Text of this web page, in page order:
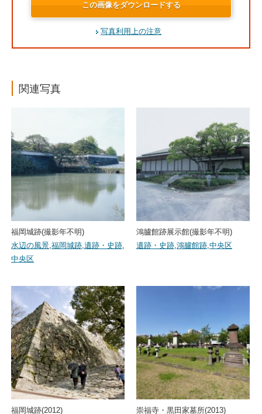
この画像をダウンロードする
写真利用上の注意
関連写真
福岡城跡(撮影年不明)
水辺の風景,福岡城跡,遺跡・史跡,
中央区
鴻臚館跡展示館(撮影年不明)
遺跡・史跡,鴻臚館跡,中央区
福岡城跡(2012) 崇福寺・黒田家墓所(2013)